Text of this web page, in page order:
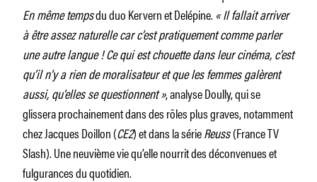
En même tempsdu duo Kervern et Delépine. « Il fallait arriver
à être assez naturelle car c’est pratiquement comme parler
une autre langue ! Ce qui est chouette dans leur cinéma, c’est
qu’il n’y a rien de moralisateur et que les femmes galèrent
aussi, qu’elles se questionnent », analyse Doully, qui se
glissera prochainement dans des rôles plus graves, notamment
chez Jacques Doillon (CE2) et dans la sérieReuss(France TV
Slash). Une neuvième vie qu’elle nourrit des déconvenues et
fulgurances du quotidien.